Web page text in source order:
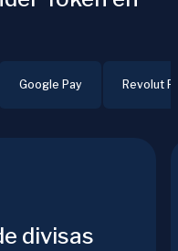
Google Pay Revolut
divisas